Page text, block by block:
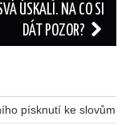
ÚSKALÍ. NA CO SI
DÁT POZOR?
písknutí ke slovům